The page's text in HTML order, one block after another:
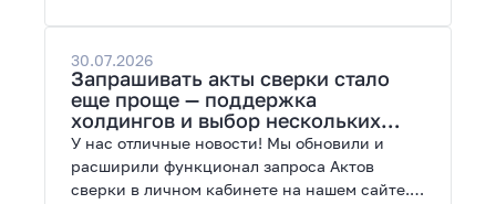
30.07.2026
Запрашивать акты сверки стало
еще проще — поддержка
холдингов и выбор нескольких
периодов
У нас отличные новости! Мы обновили и
расширили функционал запроса Актов
сверки в личном кабинете на нашем сайте.